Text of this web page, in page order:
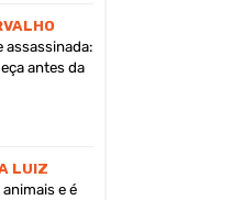
assassinada:
antes da
LUIZ
e é